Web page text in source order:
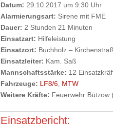
Datum: 29.10.2017 um 9:30 Uhr
Alarmierungsart: Sirene mit FME
Dauer: 2 Stunden 21 Minuten
Einsatzart: Hilfeleistung
Einsatzort: Buchholz –
Einsatzleiter: Kam. Saß
Mannschaftsstärke: 12
Fahrzeuge: LF8/6, MTW
Weitere Kräfte: Feuerwehr Bützow
Einsatzbericht: